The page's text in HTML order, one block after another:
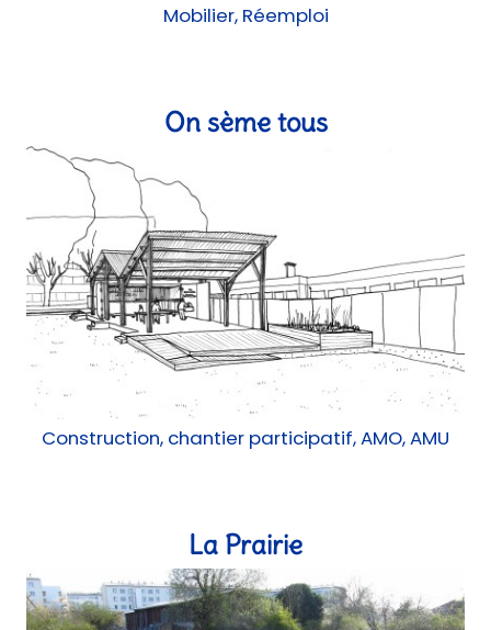
Mobilier, Réemploi
On sème tous
Construction, chantier participatif, AMO, AMU
La Prairie